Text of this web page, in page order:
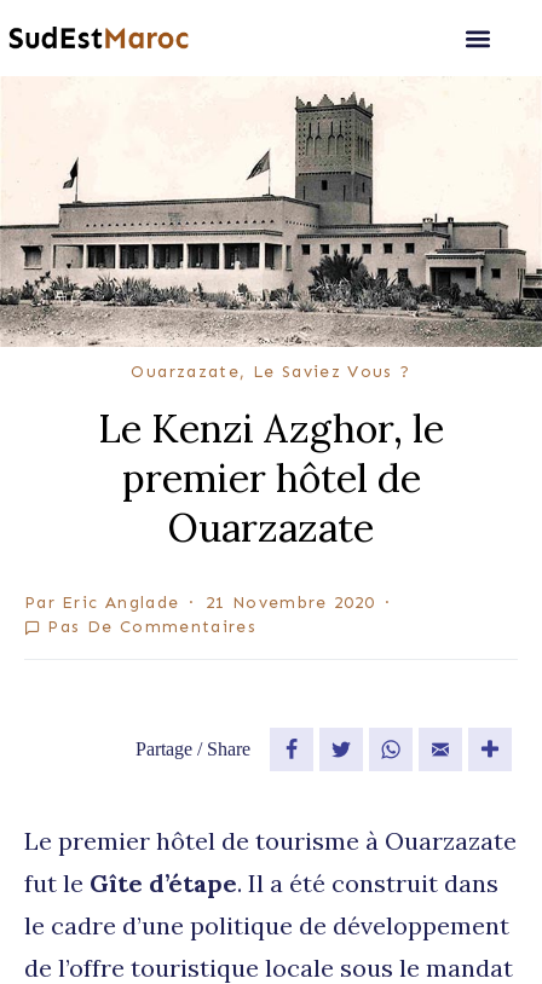
Ouarzazate, Le Saviez Vous ?
Le Kenzi Azghor, le
premier hôtel de
Ouarzazate​
Par Eric Anglade
21 Novembre 2020
Pas De Commentaires
Partage / Share Facebook Twitter WhatsAppEmail
Le premier hôtel de tourisme à Ouarzazate
fut le Gîte d’étape. Il a été construit dans
le cadre d’une politique de développement
de l’offre touristique locale sous le mandat